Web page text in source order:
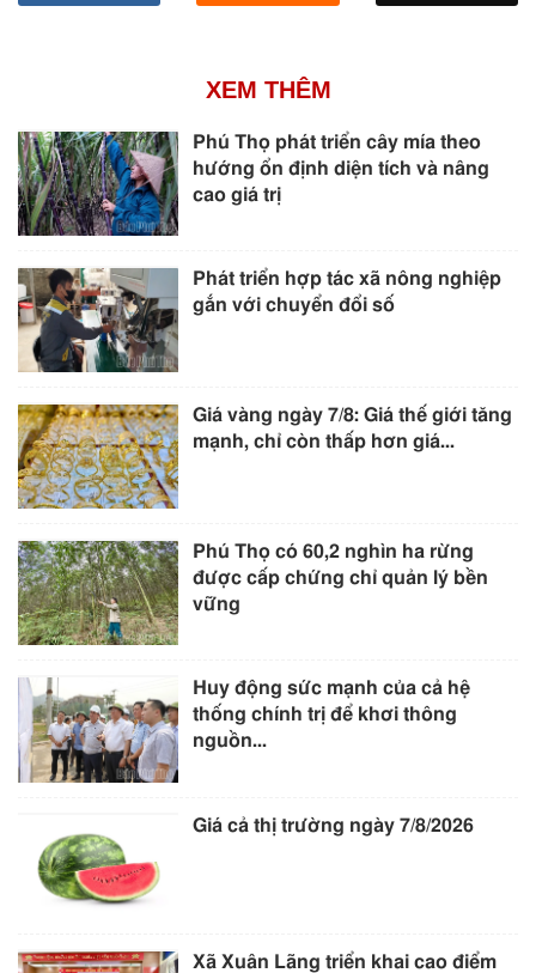
XEM THÊM
Phú Thọ phát triển cây mía theo
hướng ổn định diện tích và nâng
cao giá trị
Phát triển hợp tác xã nông nghiệp
gắn với chuyển đổi số
Giá vàng ngày 7/8: Giá thế giới tăng
mạnh, chỉ còn thấp hơn giá...
Phú Thọ có 60,2 nghìn ha rừng
được cấp chứng chỉ quản lý bền
vững
Huy động sức mạnh của cả hệ
thống chính trị để khơi thông
nguồn...
Giá cả thị trường ngày 7/8/2026
Xã Xuân Lãng triển khai cao điểm